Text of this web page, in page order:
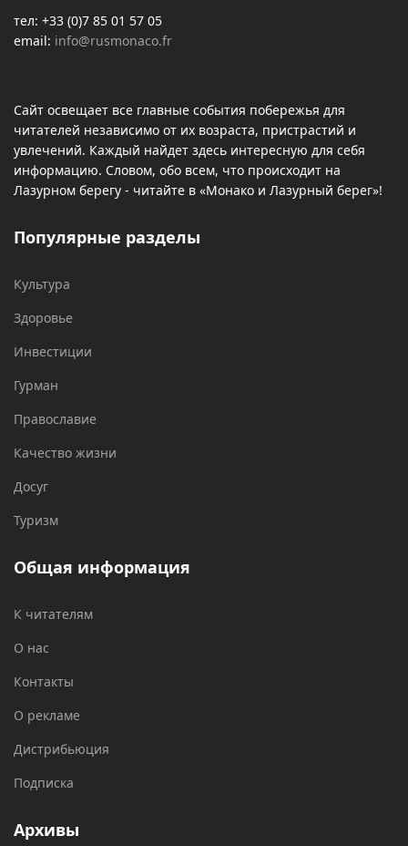
тел: +33 (0)7 85 01 57 05
email: info@rusmonaco.fr
Сайт освещает все главные события побережья для
читателей независимо от их возраста, пристрастий и
увлечений. Каждый найдет здесь интересную для себя
информацию. Словом, обо всем, что происходит на
Лазурном берегу - читайте в «Монако и Лазурный берег»!
Популярные разделы
Культура
Здоровье
Инвестиции
Гурман
Православие
Качество жизни
Досуг
Туризм
Общая информация
К читателям
О нас
Контакты
О рекламе
Дистрибьюция
Подписка
Архивы